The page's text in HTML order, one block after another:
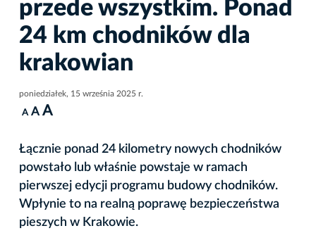
przede wszystkim. Ponad
24 km chodników dla
krakowian
poniedziałek, 15 września 2025 r.
A A A
Łącznie ponad 24 kilometry nowych chodników
powstało lub właśnie powstaje w ramach
pierwszej edycji programu budowy chodników.
Wpłynie to na realną poprawę bezpieczeństwa
pieszych w Krakowie.